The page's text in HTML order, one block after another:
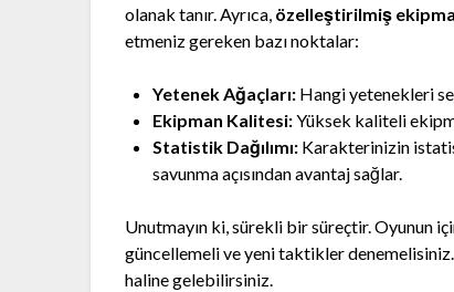
olanak tanır. Ayrıca, özelleştirilmiş
etmeniz gereken bazı noktalar:
Yetenek Ağaçları: Hangi yetenekleri
Ekipman Kalitesi:Yüksek kaliteli
Statistik Dağılımı: Karakterinizin
savunma açısından avantaj sağlar.
Unutmayın ki, sürekli bir süreçtir. Oyunun
güncellemeli ve yeni taktikler
haline gelebilirsiniz.